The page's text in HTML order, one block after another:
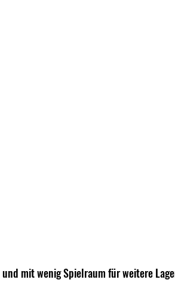
mit wenig Spielraum für weitere